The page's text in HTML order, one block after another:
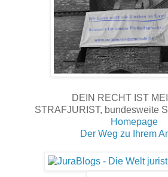
DEIN RECHT IST
STRAFJURIST, bundesweite
Homepage
Der Weg zu Ihrem